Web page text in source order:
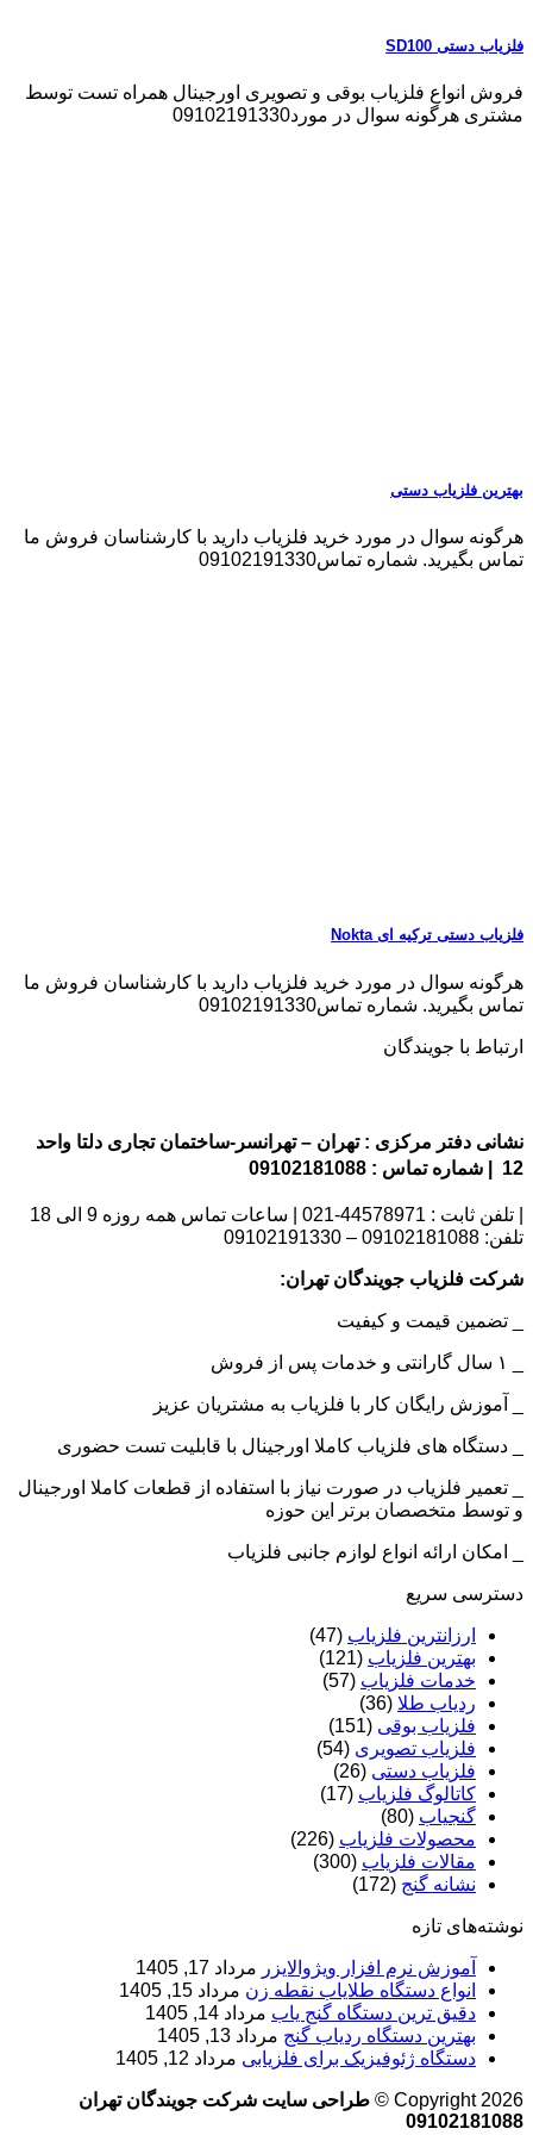
فلزیاب دستی SD100
فروش انواع فلزیاب بوقی و تصویری اورجینال همراه تست توسط
مشتری هرگونه سوال در مورد09102191330
بهترین فلزیاب دستی
هرگونه سوال در مورد خرید فلزیاب دارید با کارشناسان فروش ما
تماس بگیرید. شماره تماس09102191330
فلزیاب دستی ترکیه ای Nokta
هرگونه سوال در مورد خرید فلزیاب دارید با کارشناسان فروش ما
تماس بگیرید. شماره تماس09102191330
ارتباط با جویندگان
نشانی دفتر مرکزی : تهران – تهرانسر-ساختمان تجاری دلتا واحد
12 | شماره تماس : 09102181088
| تلفن ثابت : 44578971-021 | ساعات تماس همه روزه 9 الی 18
تلفن: 09102181088 – 09102191330
شرکت فلزیاب جویندگان تهران:
_ تضمین قیمت و کیفیت
_ آموزش رایگان کار با فلزیاب به مشتریان عزیز
_ دستگاه های فلزیاب کاملا اورجینال با قابلیت تست حضوری
_ تعمیر فلزیاب در صورت نیاز با استفاده از قطعات کاملا اورجینال
و توسط متخصصان برتر این حوزه
_ امکان ارائه انواع لوازم جانبی فلزیاب
دسترسی سریع
ارزانترین فلزیاب (47)
بهترین فلزیاب (121)
خدمات فلزیاب (57)
ردیاب طلا (36)
فلزیاب بوقی (151)
فلزیاب تصویری (54)
فلزیاب دستی (26)
کاتالوگ فلزیاب (17)
گنجیاب (80)
محصولات فلزیاب (226)
مقالات فلزیاب (300)
نشانه گنج (172)
نوشته‌های تازه
آموزش نرم‌ افزار ویژوالایزر مرداد 17, 1405
انواع دستگاه طلایاب نقطه زن مرداد 15, 1405
دقیق ترین دستگاه گنج یاب مرداد 14, 1405
بهترین دستگاه ردیاب گنج مرداد 13, 1405
دستگاه ژئوفیزیک برای فلزیابی مرداد 12, 1405
Copyright 2026 ©
طراحی سایت شرکت جویندگان تهران
09102181088